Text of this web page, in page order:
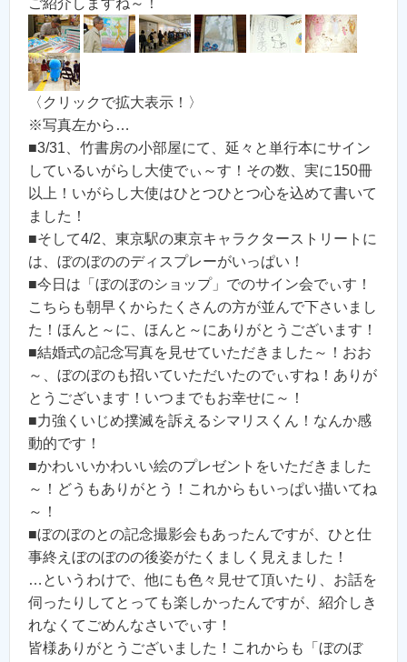
ご紹介しますね～！
〈クリックで拡大表示！〉
※写真左から…
■3/31、竹書房の小部屋にて、延々と単行本にサイン
しているいがらし大使でぃ～す！その数、実に150冊
以上！いがらし大使はひとつひとつ心を込めて書いて
ました！
■そして4/2、東京駅の東京キャラクターストリートに
は、ぼのぼののディスプレーがいっぱい！
■今日は「ぼのぼのショップ」でのサイン会でぃす！
こちらも朝早くからたくさんの方が並んで下さいまし
た！ほんと～に、ほんと～にありがとうございます！
■結婚式の記念写真を見せていただきました～！おお
～、ぼのぼのも招いていただいたのでぃすね！ありが
とうございます！いつまでもお幸せに～！
■力強くいじめ撲滅を訴えるシマリスくん！なんか感
動的です！
■かわいいかわいい絵のプレゼントをいただきました
～！どうもありがとう！これからもいっぱい描いてね
～！
■ぼのぼのとの記念撮影会もあったんですが、ひと仕
事終えぼのぼのの後姿がたくましく見えました！
…というわけで、他にも色々見せて頂いたり、お話を
伺ったりしてとっても楽しかったんですが、紹介しき
れなくてごめんなさいでぃす！
皆様ありがとうございました！これからも「ぼのぼ